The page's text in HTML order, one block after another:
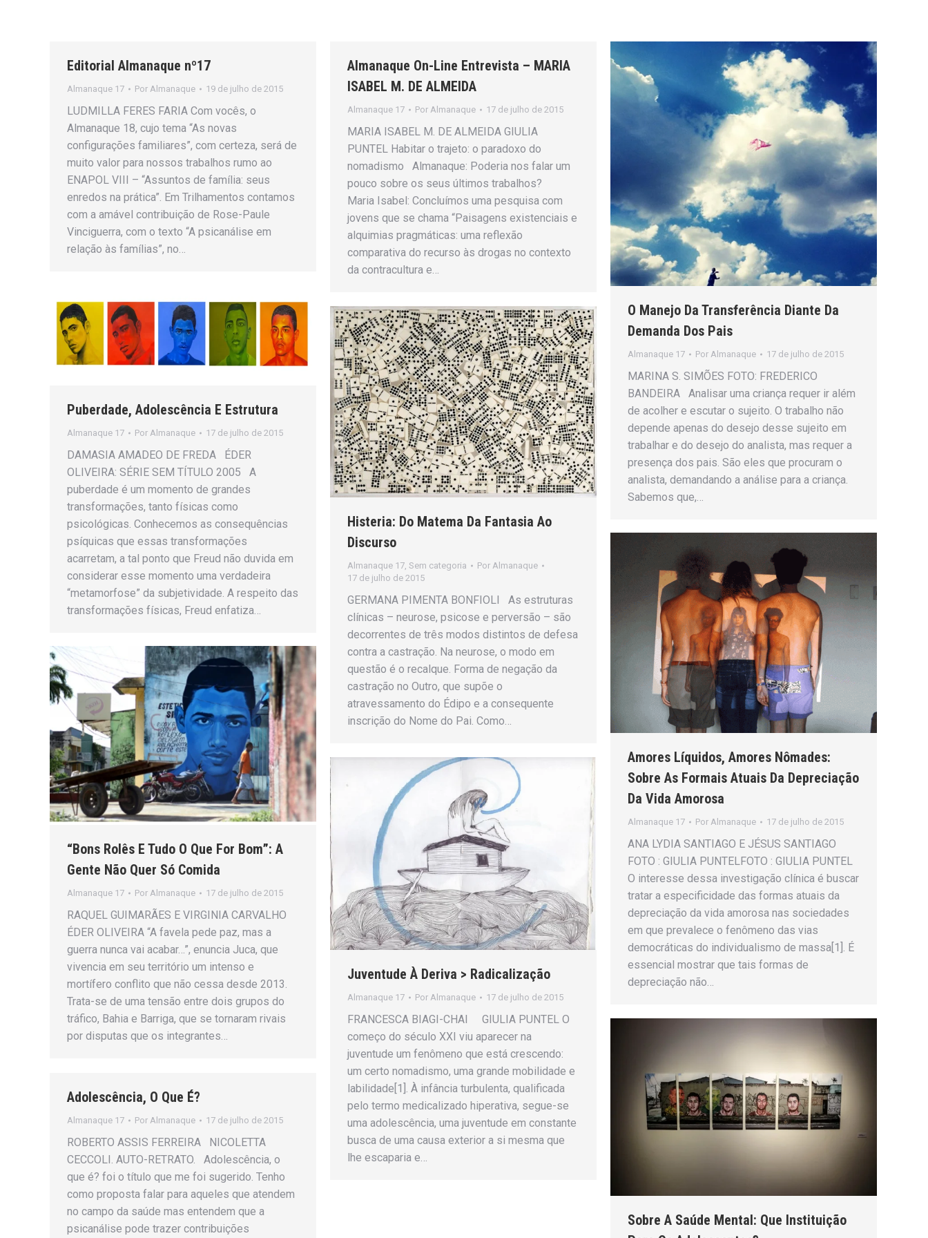
Editorial Almanaque nº17
Almanaque 17 Por Almanaque 19 de julho de 2015
LUDMILLA FERES FARIA Com vocês, o
Almanaque 18, cujo tema “As novas
configurações familiares”, com certeza, será de
muito valor para nossos trabalhos rumo ao
ENAPOL VIII – “Assuntos de família: seus
enredos na prática”. Em Trilhamentos contamos
com a amável contribuição de Rose-Paule
Vinciguerra, com o texto “A psicanálise em
relação às famílias”, no…
Almanaque On-Line Entrevista – MARIA
ISABEL M. DE ALMEIDA
Almanaque 17 Por Almanaque 17 de julho de 2015
MARIA ISABEL M. DE ALMEIDA GIULIA
PUNTEL Habitar o trajeto: o paradoxo do
nomadismo Almanaque: Poderia nos falar um
pouco sobre os seus últimos trabalhos?
Maria Isabel: Concluímos uma pesquisa com
jovens que se chama “Paisagens existenciais e
alquimias pragmáticas: uma reflexão
comparativa do recurso às drogas no contexto
da contracultura e…
O Manejo Da Transferência Diante Da
Demanda Dos Pais
Almanaque 17 Por Almanaque 17 de julho de 2015
MARINA S. SIMÕES FOTO: FREDERICO
BANDEIRA Analisar uma criança requer ir além
de acolher e escutar o sujeito. O trabalho não
depende apenas do desejo desse sujeito em
trabalhar e do desejo do analista, mas requer a
presença dos pais. São eles que procuram o
analista, demandando a análise para a criança.
Sabemos que,…
Puberdade, Adolescência E Estrutura
Almanaque 17 Por Almanaque 17 de julho de 2015
DAMASIA AMADEO DE FREDA ÉDER
OLIVEIRA: SÉRIE SEM TÍTULO 2005 A
puberdade é um momento de grandes
transformações, tanto físicas como
psicológicas. Conhecemos as consequências
psíquicas que essas transformações
acarretam, a tal ponto que Freud não duvida em
considerar esse momento uma verdadeira
“metamorfose” da subjetividade. A respeito das
transformações físicas, Freud enfatiza…
Histeria: Do Matema Da Fantasia Ao
Discurso
Almanaque 17, Sem categoria Por Almanaque
17 de julho de 2015
GERMANA PIMENTA BONFIOLI As estruturas
clínicas – neurose, psicose e perversão – são
decorrentes de três modos distintos de defesa
contra a castração. Na neurose, o modo em
questão é o recalque. Forma de negação da
castração no Outro, que supõe o
atravessamento do Édipo e a consequente
inscrição do Nome do Pai. Como…
Amores Líquidos, Amores Nômades:
Sobre As Formais Atuais Da Depreciação
Da Vida Amorosa
Almanaque 17 Por Almanaque 17 de julho de 2015
ANA LYDIA SANTIAGO E JÉSUS SANTIAGO
FOTO : GIULIA PUNTELFOTO : GIULIA PUNTEL
O interesse dessa investigação clínica é buscar
tratar a especificidade das formas atuais da
depreciação da vida amorosa nas sociedades
em que prevalece o fenômeno das vias
democráticas do individualismo de massa[1]. É
essencial mostrar que tais formas de
depreciação não…
“Bons Rolês E Tudo O Que For Bom”: A
Gente Não Quer Só Comida
Almanaque 17 Por Almanaque 17 de julho de 2015
RAQUEL GUIMARÃES E VIRGINIA CARVALHO
ÉDER OLIVEIRA “A favela pede paz, mas a
guerra nunca vai acabar…”, enuncia Juca, que
vivencia em seu território um intenso e
mortífero conflito que não cessa desde 2013.
Trata-se de uma tensão entre dois grupos do
tráfico, Bahia e Barriga, que se tornaram rivais
por disputas que os integrantes…
Juventude À Deriva > Radicalização
Almanaque 17 Por Almanaque 17 de julho de 2015
FRANCESCA BIAGI-CHAI GIULIA PUNTEL O
começo do século XXI viu aparecer na
juventude um fenômeno que está crescendo:
um certo nomadismo, uma grande mobilidade e
labilidade[1]. À infância turbulenta, qualificada
pelo termo medicalizado hiperativa, segue-se
uma adolescência, uma juventude em constante
busca de uma causa exterior a si mesma que
lhe escaparia e…
Sobre A Saúde Mental: Que Instituição
Adolescência, O Que É?
Almanaque 17 Por Almanaque 17 de julho de 2015
ROBERTO ASSIS FERREIRA NICOLETTA
CECCOLI. AUTO-RETRATO. Adolescência, o
que é? foi o título que me foi sugerido. Tenho
como proposta falar para aqueles que atendem
no campo da saúde mas entendem que a
psicanálise pode trazer contribuições